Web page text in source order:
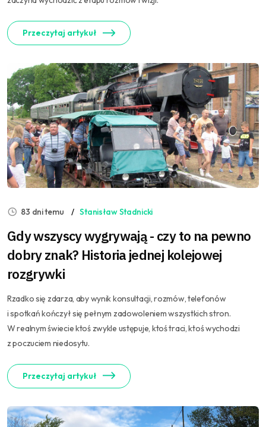
Przeczytaj artykuł
83 dni temu Stanisław Stadnicki
Gdy wszyscy wygrywają - czy to na pewno
dobry znak? Historia jednej kolejowej
rozgrywki
Rzadko się zdarza, aby wynik konsultacji, rozmów, telefonów
i spotkań kończył się pełnym zadowoleniem wszystkich stron.
W realnym świecie ktoś zwykle ustępuje, ktoś traci, ktoś wychodzi
z poczuciem niedosytu.
Przeczytaj artykuł